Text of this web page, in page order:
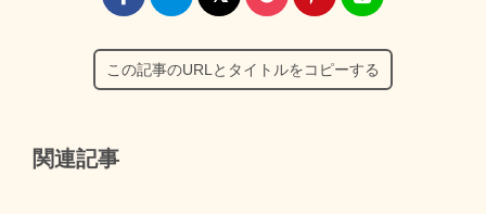
この記事のURLとタイトルをコピーする
関連記事